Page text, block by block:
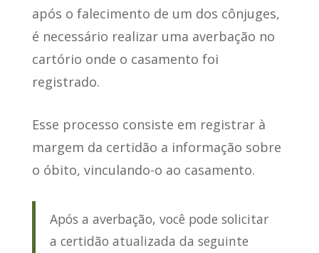
após o falecimento de um dos cônjuges,
é necessário realizar uma averbação no
cartório onde o casamento foi
registrado.
Esse processo consiste em registrar à
margem da certidão a informação sobre
o óbito, vinculando-o ao casamento.
Após a averbação, você pode solicitar
a certidão atualizada da seguinte